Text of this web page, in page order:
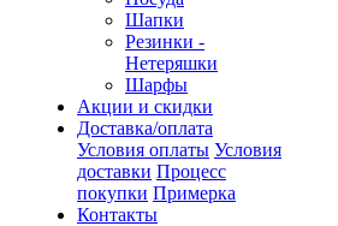
Шапки
Резинки -
Нетеряшки
Шарфы
Акции и скидки
Доставка/оплата
Условия оплаты Условия
доставки Процесс
покупки Примерка
Контакты